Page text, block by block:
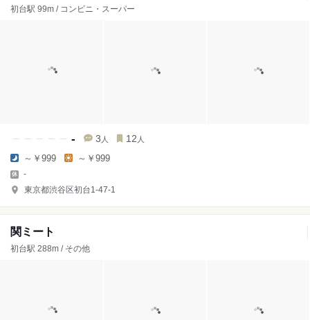
初台駅 99m / コンビニ・スーパー
- 3 人 12 人
～￥999 ～￥999
-
東京都渋谷区初台1-47-1
関ミート
初台駅 288m / その他